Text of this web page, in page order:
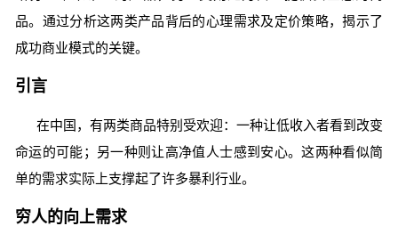
品。通过分析这两类产品背后的心理需求及定价策略，揭示了
成功商业模式的关键。
引言
在中国，有两类商品特别受欢迎：一种让低收入者看到改变
命运的可能；另一种则让高净值人士感到安心。这两种看似简
单的需求实际上支撑起了许多暴利行业。
穷人的向上需求